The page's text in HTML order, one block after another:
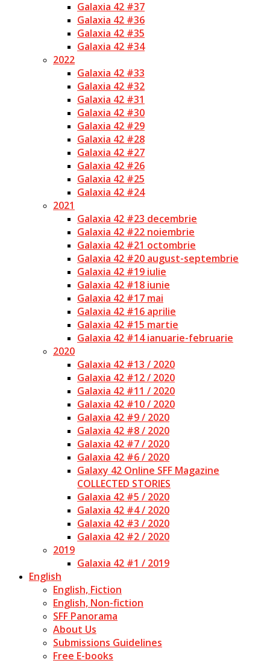
Galaxia 42 #37
Galaxia 42 #36
Galaxia 42 #35
Galaxia 42 #34
2022
Galaxia 42 #33
Galaxia 42 #32
Galaxia 42 #31
Galaxia 42 #30
Galaxia 42 #29
Galaxia 42 #28
Galaxia 42 #27
Galaxia 42 #26
Galaxia 42 #25
Galaxia 42 #24
2021
Galaxia 42 #23 decembrie
Galaxia 42 #22 noiembrie
Galaxia 42 #21 octombrie
Galaxia 42 #20 august-septembrie
Galaxia 42 #19 iulie
Galaxia 42 #18 iunie
Galaxia 42 #17 mai
Galaxia 42 #16 aprilie
Galaxia 42 #15 martie
Galaxia 42 #14 ianuarie-februarie
2020
Galaxia 42 #13 / 2020
Galaxia 42 #12 / 2020
Galaxia 42 #11 / 2020
Galaxia 42 #10 / 2020
Galaxia 42 #9 / 2020
Galaxia 42 #8 / 2020
Galaxia 42 #7 / 2020
Galaxia 42 #6 / 2020
Galaxy 42 Online SFF Magazine
COLLECTED STORIES
Galaxia 42 #5 / 2020
Galaxia 42 #4 / 2020
Galaxia 42 #3 / 2020
Galaxia 42 #2 / 2020
2019
Galaxia 42 #1 / 2019
English
English, Fiction
English, Non-fiction
SFF Panorama
About Us
Submissions Guidelines
Free E-books